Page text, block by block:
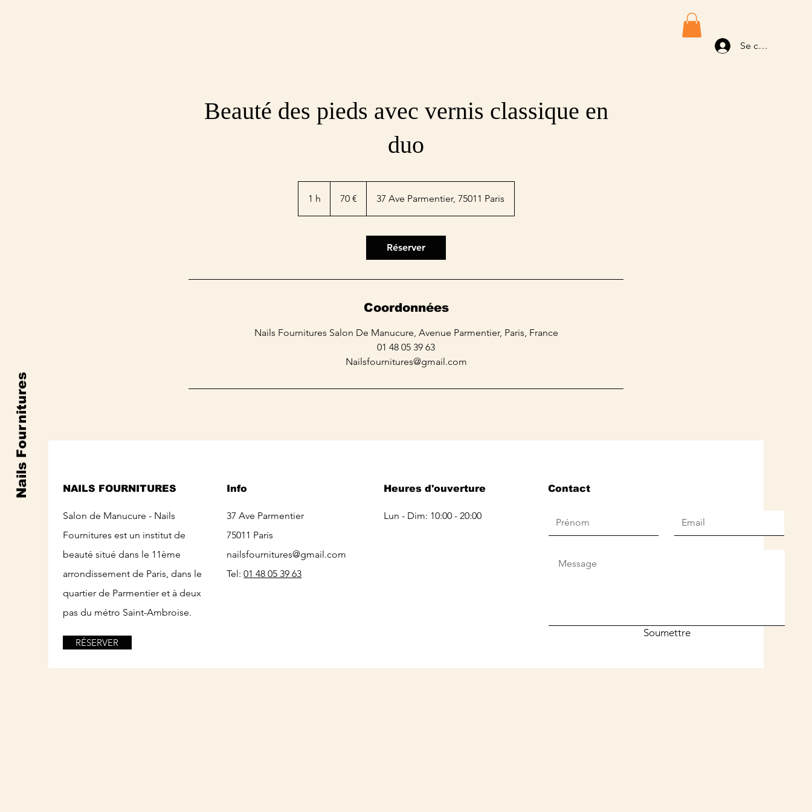
Se connecter
Nails Fournitures
Beauté des pieds avec vernis classique en
duo
1 h 70 € 37 Ave Parmentier, 75011 Paris
Réserver
Coordonnées
Nails Fournitures Salon De Manucure, Avenue Parmentier, Paris, France
01 48 05 39 63
Nailsfournitures@gmail.com
NAILS FOURNITURES
Salon de Manucure - Nails
Fournitures est un institut de
beauté situé dans le 11ème
arrondissement de Paris, dans le
quartier de Parmentier et à deux
pas du métro Saint-Ambroise.
RÉSERVER
Info
37 Ave Parmentier
75011 Paris
nailsfournitures@gmail.com
Tel:01 48 05 39 63
Heures d'ouverture
Lun - Dim: 10:00 - 20:00
Contact
Soumettre